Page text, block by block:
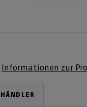
Informationen zur
HÄNDLER